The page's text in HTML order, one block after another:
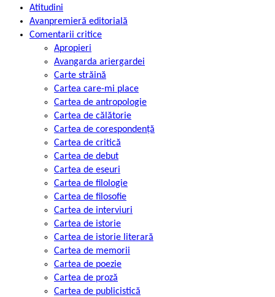
Atitudini
Avanpremieră editorială
Comentarii critice
Apropieri
Avangarda ariergardei
Carte străină
Cartea care-mi place
Cartea de antropologie
Cartea de călătorie
Cartea de corespondență
Cartea de critică
Cartea de debut
Cartea de eseuri
Cartea de filologie
Cartea de filosofie
Cartea de interviuri
Cartea de istorie
Cartea de istorie literară
Cartea de memorii
Cartea de poezie
Cartea de proză
Cartea de publicistică